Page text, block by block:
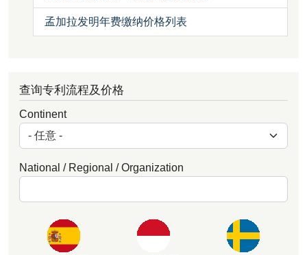
孟加拉发明年费缴纳价格列表
查询专利流程及价格
Continent
National / Regional / Organization